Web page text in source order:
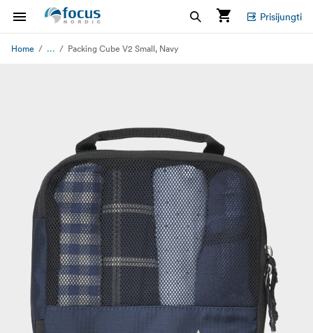
Prisijungti
Home ... Packing Cube V2 Small, Navy